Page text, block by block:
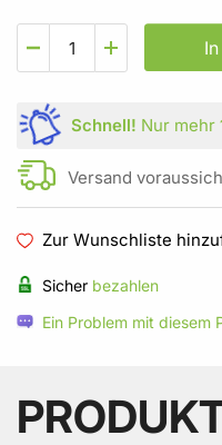
Schnell! Nur mehr
Versand
Zur Wunschliste
Sicher bezahlen
Ein Problem mit diesem